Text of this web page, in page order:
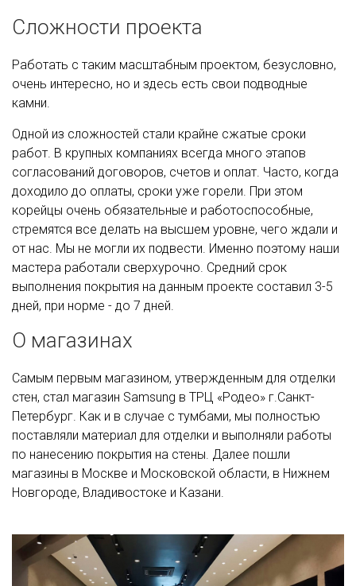
Сложности проекта
Работать с таким масштабным проектом, безусловно,
очень интересно, но и здесь есть свои подводные
камни.
Одной из сложностей стали крайне сжатые сроки
работ. В крупных компаниях всегда много этапов
согласований договоров, счетов и оплат. Часто, когда
доходило до оплаты, сроки уже горели. При этом
корейцы очень обязательные и работоспособные,
стремятся все делать на высшем уровне, чего ждали и
от нас. Мы не могли их подвести. Именно поэтому наши
мастера работали сверхурочно. Средний срок
выполнения покрытия на данным проекте составил 3-5
дней, при норме - до 7 дней.
О магазинах
Самым первым магазином, утвержденным для отделки
стен, стал магазин Samsung в ТРЦ «Родео» г.Санкт-
Петербург. Как и в случае с тумбами, мы полностью
поставляли материал для отделки и выполняли работы
по нанесению покрытия на стены. Далее пошли
магазины в Москве и Московской области, в Нижнем
Новгороде, Владивостоке и Казани.